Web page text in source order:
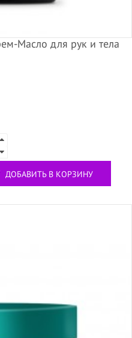
Масло для рук и тела
ДОБАВИТЬ В КОРЗИНУ